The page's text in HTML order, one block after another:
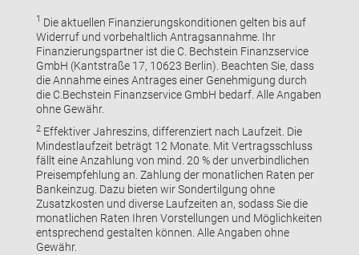
1 Die aktuellen Finanzierungskonditionen gelten bis auf
Widerruf und vorbehaltlich Antragsannahme. Ihr
Finanzierungspartner ist die C. Bechstein Finanzservice
GmbH (Kantstraße 17, 10623 Berlin). Beachten Sie, dass
die Annahme eines Antrages einer Genehmigung durch
die C.Bechstein Finanzservice GmbH bedarf. Alle Angaben
ohne Gewähr.
2Effektiver Jahreszins, differenziert nach Laufzeit. Die
Mindestlaufzeit beträgt 12 Monate. Mit Vertragsschluss
fällt eine Anzahlung von mind. 20 % der unverbindlichen
Preisempfehlung an. Zahlung der monatlichen Raten per
Bankeinzug. Dazu bieten wir Sondertilgung ohne
Zusatzkosten und diverse Laufzeiten an, sodass Sie die
monatlichen Raten Ihren Vorstellungen und Möglichkeiten
entsprechend gestalten können. Alle Angaben ohne
Gewähr.